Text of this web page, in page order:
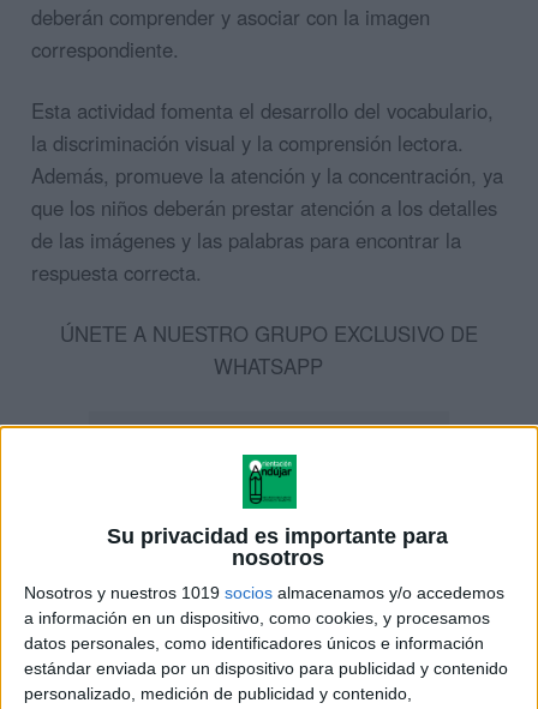
Su privacidad es importante para
nosotros
Nosotros y nuestros 1019 socios almacenamos y/o accedemos
a información en un dispositivo, como cookies, y procesamos
datos personales, como identificadores únicos e información
estándar enviada por un dispositivo para publicidad y contenido
personalizado, medición de publicidad y contenido,
deberán comprender y asociar con la imagen
correspondiente.
Esta actividad fomenta el desarrollo del vocabulario,
la discriminación visual y la comprensión lectora.
Además, promueve la atención y la concentración, ya
que los niños deberán prestar atención a los detalles
de las imágenes y las palabras para encontrar la
respuesta correcta.
ÚNETE A NUESTRO GRUPO EXCLUSIVO DE
WHATSAPP